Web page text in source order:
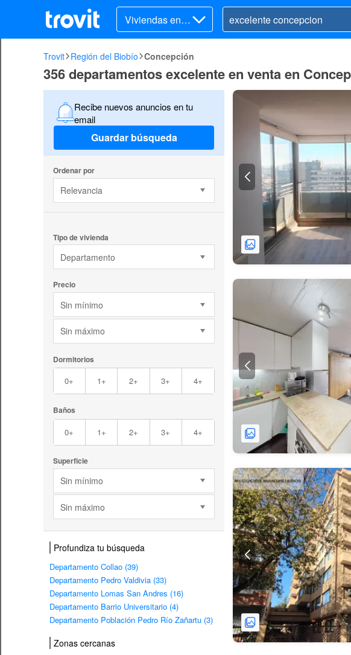
Viviendas en v
enta
Trovit Región del Biobío Concepción
356 departamentos excelente en venta en
Recibe nuevos anuncios en tu
email
Guardar búsqueda
Ordenar por
Relevancia
Tipo de vivienda
Departamento
Precio
Sin mínimo
Sin máximo
Dormitorios
0+ 1+ 2+ 3+ 4+
Baños
0+ 1+ 2+ 3+ 4+
Superficie
Sin mínimo
Sin máximo
Profundiza tu búsqueda
Departamento Collao (39)
Departamento Pedro Valdivia (33)
Departamento Lomas San Andres (16)
Departamento Barrio Universitario (4)
Departamento Población Pedro Río Zañartu (3)
Zonas cercanas